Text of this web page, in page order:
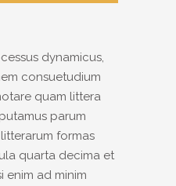
dynamicus,
consuetudium
quam littera
parum
formas
quarta decima et
enim ad minim